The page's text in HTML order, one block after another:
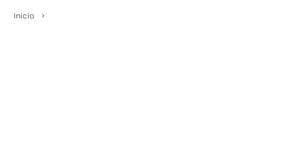
Inicio >